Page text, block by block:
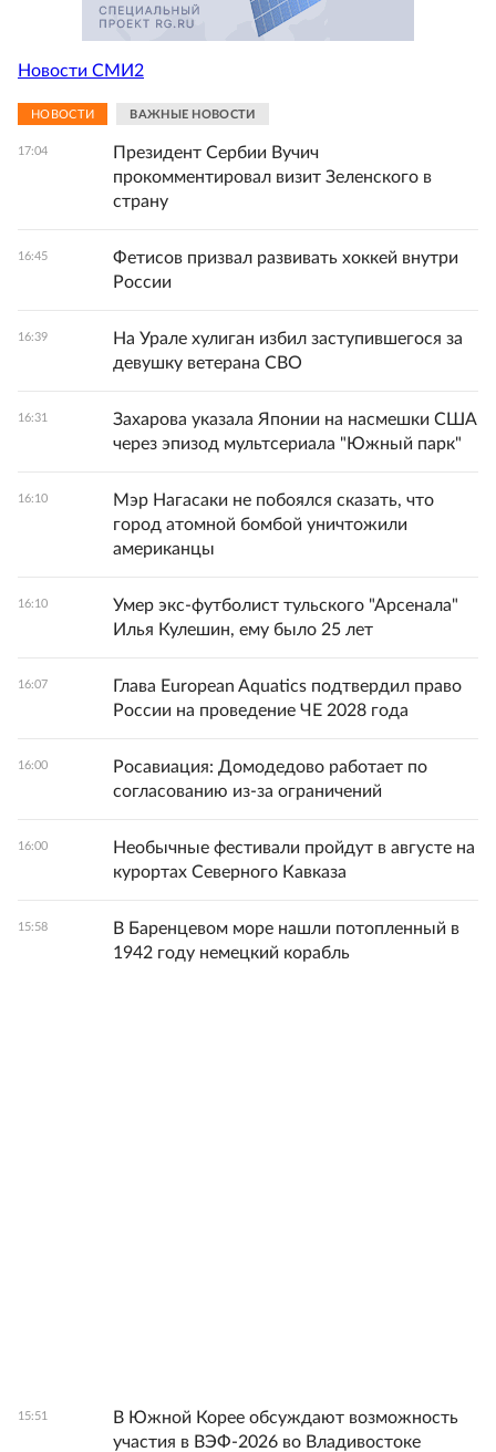
Новости СМИ2
НОВОСТИ ВАЖНЫЕ НОВОСТИ
17:04
Президент Сербии Вучич
прокомментировал визит Зеленского в
страну
16:45
Фетисов призвал развивать хоккей внутри
России
16:39
На Урале хулиган избил заступившегося за
девушку ветерана СВО
16:31
Захарова указала Японии на насмешки США
через эпизод мультсериала "Южный парк"
16:10
Мэр Нагасаки не побоялся сказать, что
город атомной бомбой уничтожили
американцы
16:10
Умер экс-футболист тульского "Арсенала"
Илья Кулешин, ему было 25 лет
16:07
Глава European Aquatics подтвердил право
России на проведение ЧЕ 2028 года
16:00
Росавиация: Домодедово работает по
согласованию из-за ограничений
16:00
Необычные фестивали пройдут в августе на
курортах Северного Кавказа
15:58
В Баренцевом море нашли потопленный в
1942 году немецкий корабль
15:51
В Южной Корее обсуждают возможность
участия в ВЭФ-2026 во Владивостоке